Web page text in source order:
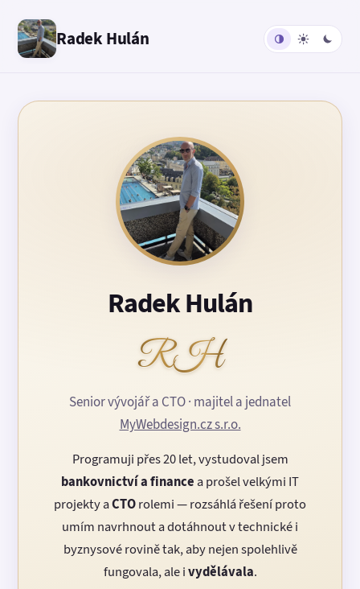
Radek Hulán
Radek Hulán
RH
Senior vývojář a CTO · majitel a jednatel
MyWebdesign.cz s.r.o.
Programuji přes 20 let, vystudoval jsem
bankovnictví a finance a prošel velkými IT
projekty aCTOrolemi — rozsáhlá řešení proto
umím navrhnout a dotáhnout v technické i
byznysové rovině tak, aby nejen spolehlivě
fungovala, ale ivydělávala.